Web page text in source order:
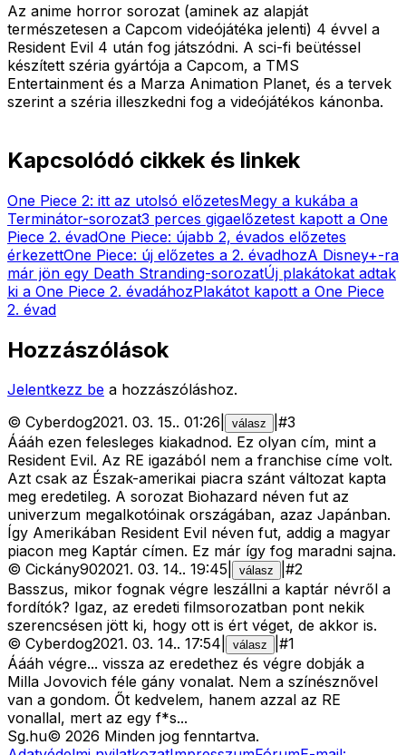
Az anime horror sorozat (aminek az alapját
természetesen a Capcom videójátéka jelenti) 4 évvel a
Resident Evil 4 után fog játszódni. A sci-fi beütéssel
készített széria gyártója a Capcom, a TMS
Entertainment és a Marza Animation Planet, és a tervek
szerint a széria illeszkedni fog a videójátékos kánonba.
Kapcsolódó cikkek és linkek
One Piece 2: itt az utolsó előzetesMegy a kukába a
Terminátor-sorozat3 perces gigaelőzetest kapott a One
Piece 2. évadOne Piece: újabb 2, évados előzetes
érkezettOne Piece: új előzetes a 2. évadhozA Disney+-ra
már jön egy Death Stranding-sorozatÚj plakátokat adtak
ki a One Piece 2. évadáhozPlakátot kapott a One Piece
2. évad
Hozzászólások
Jelentkezz be a hozzászóláshoz.
© Cyberdog2021. 03. 15.. 01:26 válasz #3
Áááh ezen felesleges kiakadnod. Ez olyan cím, mint a
Resident Evil. Az RE igazából nem a franchise címe volt.
Azt csak az Észak-amerikai piacra szánt változat kapta
meg eredetileg. A sorozat Biohazard néven fut az
univerzum megalkotóinak országában, azaz Japánban.
Így Amerikában Resident Evil néven fut, addig a magyar
piacon meg Kaptár címen. Ez már így fog maradni sajna.
© Cickány902021. 03. 14.. 19:45 válasz #2
Basszus, mikor fognak végre leszállni a kaptár névről a
fordítók? Igaz, az eredeti filmsorozatban pont nekik
szerencsésen jött ki, hogy ott is ért véget, de akkor is.
© Cyberdog2021. 03. 14.. 17:54 válasz #1
Áááh végre... vissza az eredethez és végre dobják a
Milla Jovovich féle gány vonalat. Nem a színésznővel
van a gondom. Őt kedvelem, hanem azzal az RE
vonallal, mert az egy f*s...
Sg.hu© 2026 Minden jog fenntartva.